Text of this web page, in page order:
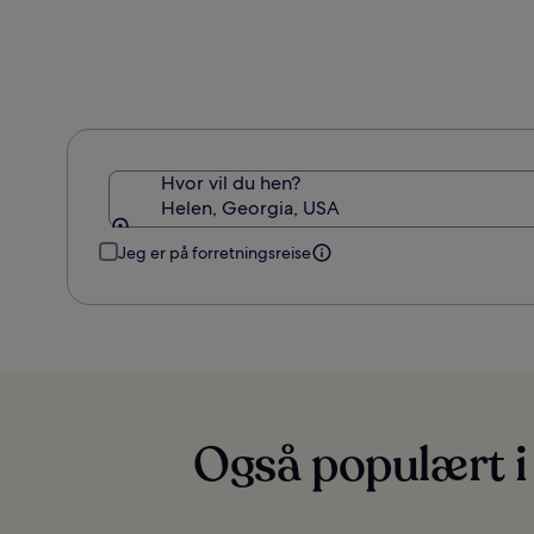
Hvor vil du hen?
Helen, Georgia, USA
Jeg er på forretningsreise
Også populært